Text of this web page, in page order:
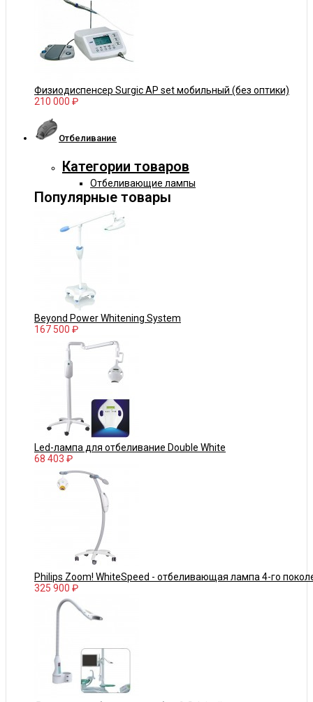
Физиодиспенсер Surgic AP set мобильный (без оптики)
210 000 ₽
Отбеливание
Категории товаров
Отбеливающие лампы
Популярные товары
Beyond Power Whitening System
167 500 ₽
Led-лампа для отбеливание Double White
68 403 ₽
Philips Zoom! WhiteSpeed - отбеливающая лампа 4-го
325 900 ₽